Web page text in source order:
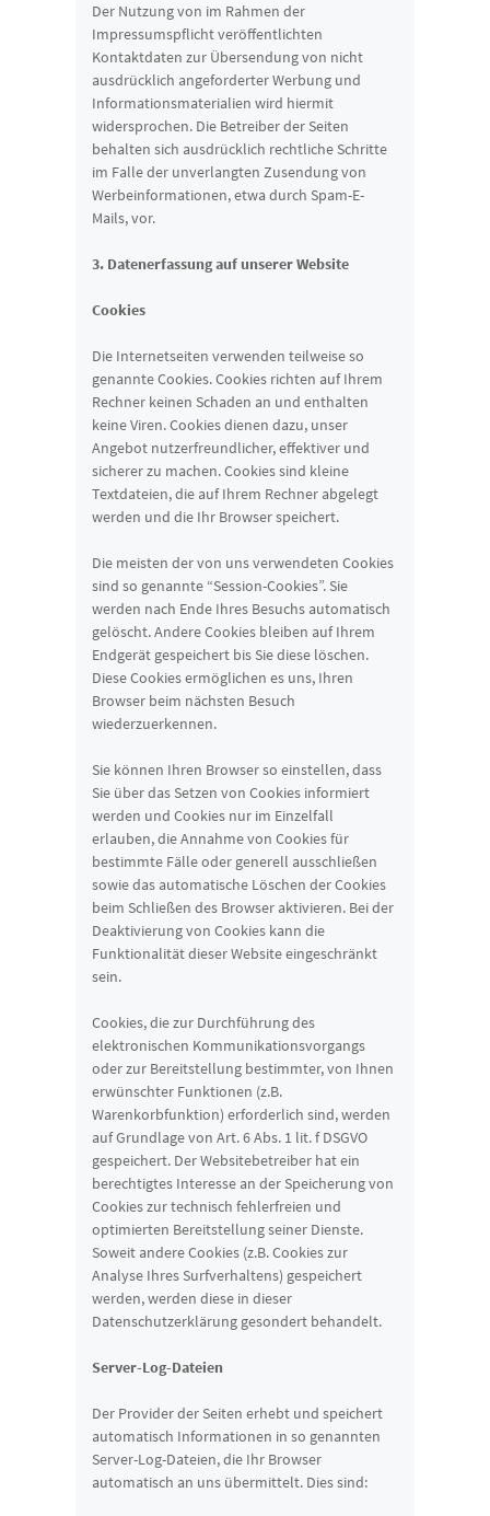
Der Nutzung von im Rahmen der
Impressumspflicht veröffentlichten
Kontaktdaten zur Übersendung von nicht
ausdrücklich angeforderter Werbung und
Informationsmaterialien wird hiermit
widersprochen. Die Betreiber der Seiten
behalten sich ausdrücklich rechtliche Schritte
im Falle der unverlangten Zusendung von
Werbeinformationen, etwa durch Spam-E-
Mails, vor.
3. Datenerfassung auf unserer Website
Cookies
Die Internetseiten verwenden teilweise so
genannte Cookies. Cookies richten auf Ihrem
Rechner keinen Schaden an und enthalten
keine Viren. Cookies dienen dazu, unser
Angebot nutzerfreundlicher, effektiver und
sicherer zu machen. Cookies sind kleine
Textdateien, die auf Ihrem Rechner abgelegt
werden und die Ihr Browser speichert.
Die meisten der von uns verwendeten Cookies
sind so genannte “Session-Cookies”. Sie
werden nach Ende Ihres Besuchs automatisch
gelöscht. Andere Cookies bleiben auf Ihrem
Endgerät gespeichert bis Sie diese löschen.
Diese Cookies ermöglichen es uns, Ihren
Browser beim nächsten Besuch
wiederzuerkennen.
Sie können Ihren Browser so einstellen, dass
Sie über das Setzen von Cookies informiert
werden und Cookies nur im Einzelfall
erlauben, die Annahme von Cookies für
bestimmte Fälle oder generell ausschließen
sowie das automatische Löschen der Cookies
beim Schließen des Browser aktivieren. Bei der
Deaktivierung von Cookies kann die
Funktionalität dieser Website eingeschränkt
sein.
Cookies, die zur Durchführung des
elektronischen Kommunikationsvorgangs
oder zur Bereitstellung bestimmter, von Ihnen
erwünschter Funktionen (z.B.
Warenkorbfunktion) erforderlich sind, werden
auf Grundlage von Art. 6 Abs. 1 lit. f DSGVO
gespeichert. Der Websitebetreiber hat ein
berechtigtes Interesse an der Speicherung von
Cookies zur technisch fehlerfreien und
optimierten Bereitstellung seiner Dienste.
Soweit andere Cookies (z.B. Cookies zur
Analyse Ihres Surfverhaltens) gespeichert
werden, werden diese in dieser
Datenschutzerklärung gesondert behandelt.
Server-Log-Dateien
Der Provider der Seiten erhebt und speichert
automatisch Informationen in so genannten
Server-Log-Dateien, die Ihr Browser
automatisch an uns übermittelt. Dies sind: